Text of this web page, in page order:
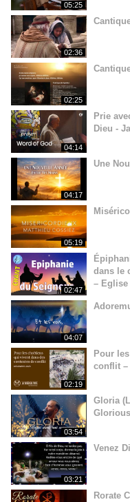
05:25
02:36
02:25
04:14
Prie
Dieu -
04:17
Une
05:19
02:47
dans le
– Eglise
04:07
02:19
Pour
conflit –
03:54
Gloria
03:21
Venez
Rorate